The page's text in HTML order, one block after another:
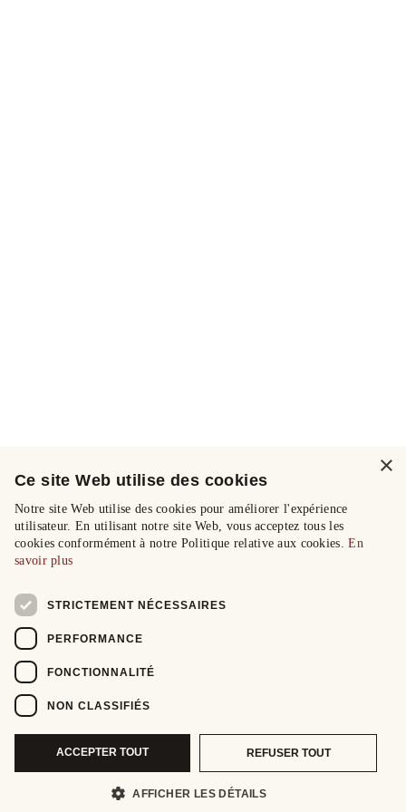
×
Ce site Web utilise des cookies
Notre site Web utilise des cookies pour améliorer l'expérience
utilisateur. En utilisant notre site Web, vous acceptez tous les
cookies conformément à notre Politique relative aux cookies.En
savoir plus
STRICTEMENT NÉCESSAIRES
PERFORMANCE
FONCTIONNALITÉ
NON CLASSIFIÉS
ACCEPTER TOUT REFUSER TOUT
AFFICHER LES DÉTAILS